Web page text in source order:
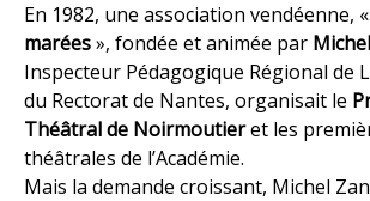
En 1982, une association vendéenne, «
marées», fondée et animée par
Inspecteur Pédagogique Régional de
du Rectorat de Nantes, organisait le
Théâtral de Noirmoutieret les
théâtrales de l’Académie.
Mais la demande croissant, Michel